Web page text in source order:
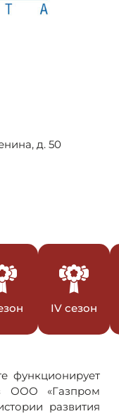
функционирует
ООО «Газпром
развития
д. 50
IV сезон